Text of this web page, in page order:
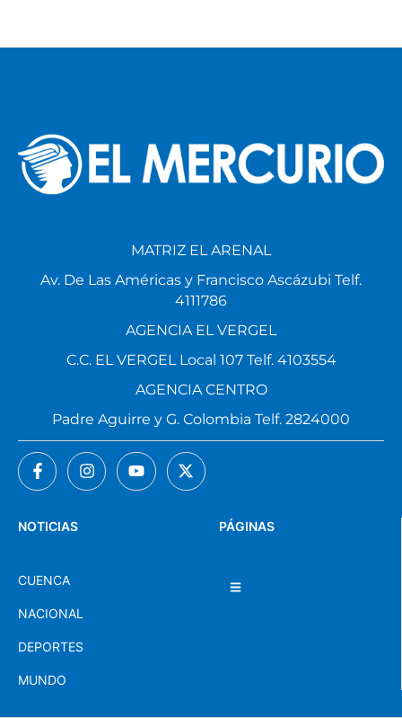
PÁGINAS
NOTICIAS
CUENCA
NACIONAL
DEPORTES
MUNDO
MATRIZ EL ARENAL
Av. De Las Américas y Francisco Ascázubi Telf.
4111786
AGENCIA EL VERGEL
C.C. EL VERGEL Local 107 Telf. 4103554
AGENCIA CENTRO
Padre Aguirre y G. Colombia Telf. 2824000